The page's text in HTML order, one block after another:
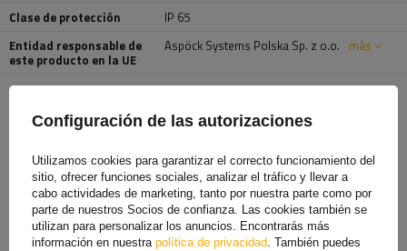
Clase de protección
IP 65
Entidad responsable de
este producto en la UE
Aspöck Systems Polska Sp. z o.o. más
TE VA A INTERESAR
Configuración de las autorizaciones
Utilizamos cookies para garantizar el correcto funcionamiento del
sitio, ofrecer funciones sociales, analizar el tráfico y llevar a
cabo actividades de marketing, tanto por nuestra parte como por
parte de nuestros Socios de confianza. Las cookies también se
utilizan para personalizar los anuncios. Encontrarás más
información en nuestra política de privacidad. También puedes